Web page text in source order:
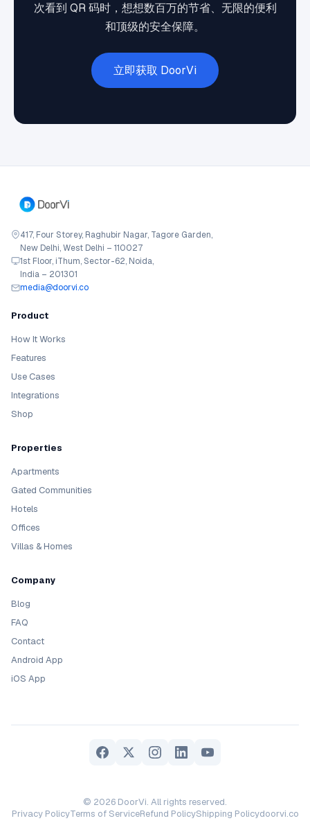
次看到 QR 码时，想想数百万的节省、无限的便利
和顶级的安全保障。
立即获取 DoorVi
417, Four Storey, Raghubir Nagar, Tagore Garden,
New Delhi, West Delhi – 110027
1st Floor, iThum, Sector-62, Noida,
India – 201301
media@doorvi.co
Product
How It Works
Features
Use Cases
Integrations
Shop
Properties
Apartments
Gated Communities
Hotels
Offices
Villas & Homes
Company
Blog
FAQ
Contact
Android App
iOS App
© 2026 DoorVi. All rights reserved.
Privacy PolicyTerms of ServiceRefund PolicyShipping Policydoorvi.co